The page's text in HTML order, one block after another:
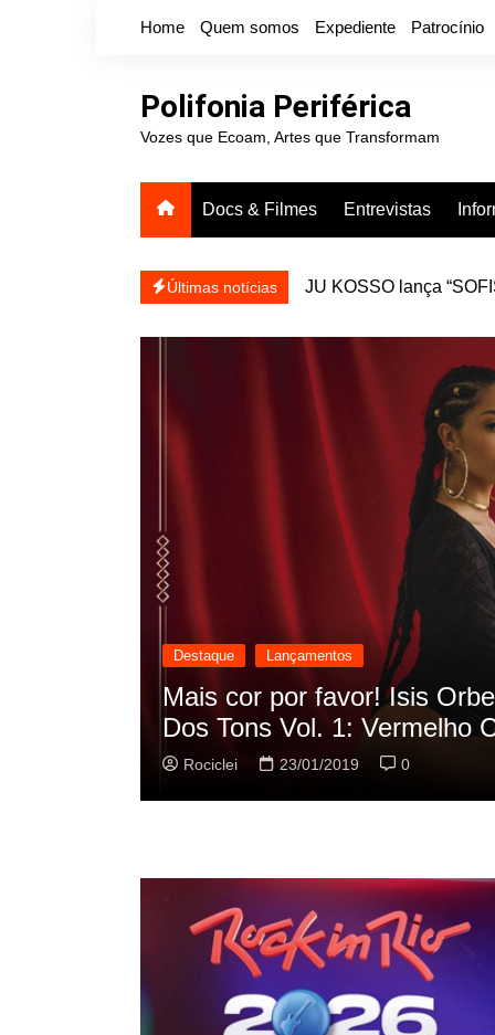
Home Quem somos Expediente Patrocínio
Polifonia Periférica
Vozes que Ecoam, Artes que Transformam
Docs & Filmes Entrevistas
Últimas notícias
JU KOSSO lança
Projota relança a
Destaque Lançamentos
Rashid vai buscar nos HQs
sua nova música
Rociclei 22/01/2019 0